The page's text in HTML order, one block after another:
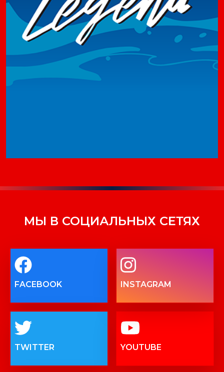
МЫ В СОЦИАЛЬНЫХ СЕТЯХ
FACEBOOK INSTAGRAM
TWITTER YOUTUBE